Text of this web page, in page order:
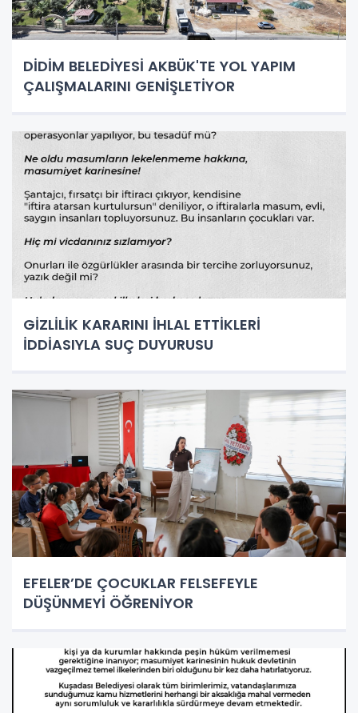
DİDİM BELEDİYESİ AKBÜK'TE YOL YAPIM
ÇALIŞMALARINI GENİŞLETİYOR
GİZLİLİK KARARINI İHLAL ETTİKLERİ
İDDİASIYLA SUÇ DUYURUSU
EFELER’DE ÇOCUKLAR FELSEFEYLE
DÜŞÜNMEYİ ÖĞRENİYOR